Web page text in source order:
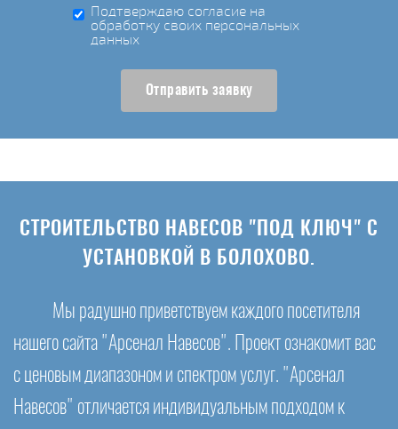
Подтверждаю согласие на
обработку своих персональных
данных
Отправить заявку
СТРОИТЕЛЬСТВО НАВЕСОВ "ПОД КЛЮЧ" С
УСТАНОВКОЙ В БОЛОХОВО.
Мы радушно приветствуем каждого посетителя
нашего сайта "Арсенал Навесов". Проект ознакомит вас
с ценовым диапазоном и спектром услуг. "Арсенал
Навесов" отличается индивидуальным подходом к